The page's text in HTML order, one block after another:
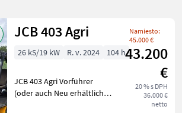
Krajina Filtre
Zobraziť
33
výsledkov
JCB 403 Agri
Namiesto:
45.000 €
43.200
€
20 % s DPH
36.000 €
netto
26 kS/19 kW R. v. 2024 104 h
JCB 403 Agri Vorführer
(oder auch Neu erhältlich) -